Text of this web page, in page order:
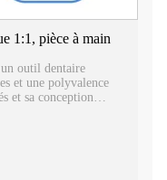
1:1, pièce à main
outil dentaire
et une polyvalence
et sa conception